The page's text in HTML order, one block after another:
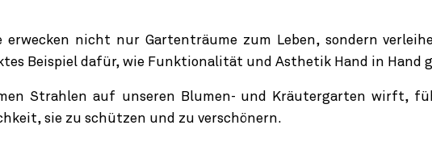
nicht nur Gartenträume zum Leben, sondern
Beispiel dafür, wie Funktionalität und Asthetik Hand in Hand
Strahlen auf unseren Blumen- und Kräutergarten wirft,
sie zu schützen und zu verschönern.